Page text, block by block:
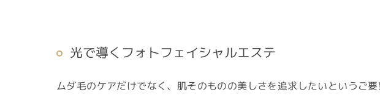
光で導くフォトフェイシャルエステ
ムダ毛のケアだけでなく、肌そのものの美しさを追求したいというご